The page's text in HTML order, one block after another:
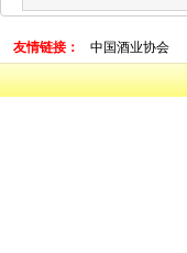
友情链接： 中国酒业协会